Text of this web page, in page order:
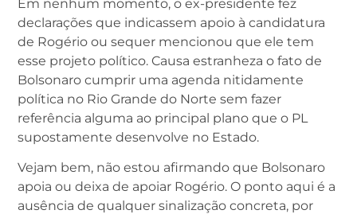
Em nenhum momento, o ex-presidente fez
declarações que indicassem apoio à candidatura
de Rogério ou sequer mencionou que ele tem
esse projeto político. Causa estranheza o fato de
Bolsonaro cumprir uma agenda nitidamente
política no Rio Grande do Norte sem fazer
referência alguma ao principal plano que o PL
supostamente desenvolve no Estado.
Vejam bem, não estou afirmando que Bolsonaro
apoia ou deixa de apoiar Rogério. O ponto aqui é a
ausência de qualquer sinalização concreta, por